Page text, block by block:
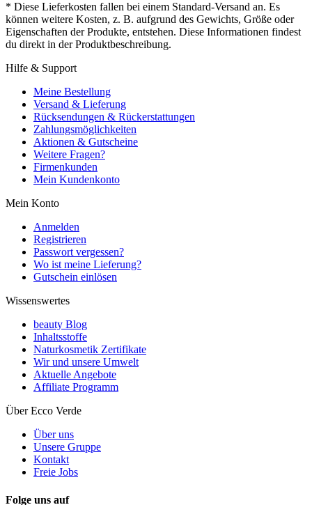
* Diese Lieferkosten fallen bei einem Standard-Versand an. Es
können weitere Kosten, z. B. aufgrund des Gewichts, Größe oder
Eigenschaften der Produkte, entstehen. Diese Informationen findest
du direkt in der Produktbeschreibung.
Hilfe & Support
Meine Bestellung
Versand & Lieferung
Rücksendungen & Rückerstattungen
Zahlungsmöglichkeiten
Aktionen & Gutscheine
Weitere Fragen?
Firmenkunden
Mein Kundenkonto
Mein Konto
Anmelden
Registrieren
Passwort vergessen?
Wo ist meine Lieferung?
Gutschein einlösen
Wissenswertes
beauty Blog
Inhaltsstoffe
Naturkosmetik Zertifikate
Wir und unsere Umwelt
Aktuelle Angebote
Affiliate Programm
Über Ecco Verde
Über uns
Unsere Gruppe
Kontakt
Freie Jobs
Folge uns auf